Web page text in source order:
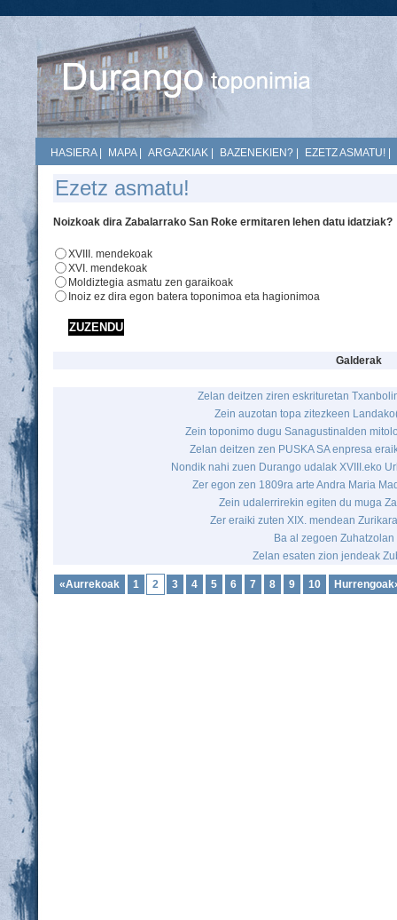
HASIERA| MAPA| ARGAZKIAK BAZENEKIEN? EZETZ ASMATU!
Ezetz asmatu!
Noizkoak dira Zabalarrako San Roke ermitaren lehen datu idatziak?
XVIII. mendekoak
XVI. mendekoak
Moldiztegia asmatu zen garaikoak
Inoiz ez dira egon batera toponimoa eta hagionimoa
Galderak
Zelan deitzen ziren eskrituretan
Zein auzotan topa zitezkeen
Zein toponimo dugu Sanagustinalden
Zelan deitzen zen PUSKA SA enpresa
Nondik nahi zuen Durango udalak XVIII.eko
Zer egon zen 1809ra arte Andra Maria
Zein udalerrirekin egiten du muga
Zer eraiki zuten XIX. mendean
Ba al zegoen
Zelan esaten zion jendeak
«Aurrekoak 1 2 3 4 5 6 7 8 9 10